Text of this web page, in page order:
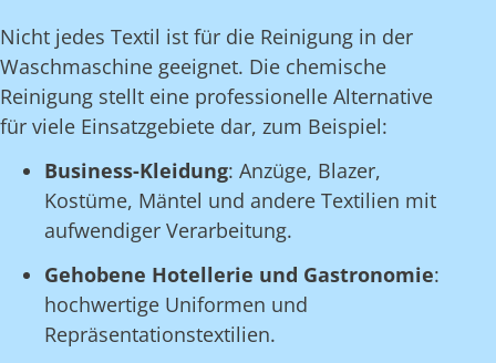
Nicht jedes Textil ist für die Reinigung in der
Waschmaschine geeignet. Die chemische
Reinigung stellt eine professionelle Alternative
für viele Einsatzgebiete dar, zum Beispiel:
Business-Kleidung: Anzüge, Blazer,
Kostüme, Mäntel und andere Textilien mit
aufwendiger Verarbeitung.
Gehobene Hotellerie und Gastronomie:
hochwertige Uniformen und
Repräsentationstextilien.